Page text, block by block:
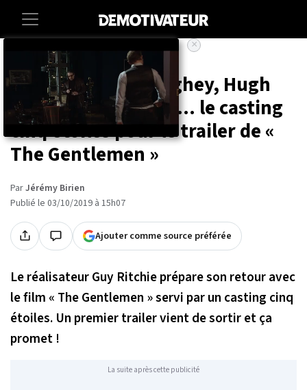
Entertainment Cinema
Matthew McConaughey, Hugh
Grant, Colin Farrell... le casting
cinq étoiles pour le trailer de «
The Gentlemen »
ParJérémy Birien
Publié le 03/10/2019 à 15h07
Ajouter comme source préférée
×
Le réalisateur Guy Ritchie prépare son retour avec
le film « The Gentlemen » servi par un casting cinq
étoiles. Un premier trailer vient de sortir et ça
promet !
La suite après cette publicité